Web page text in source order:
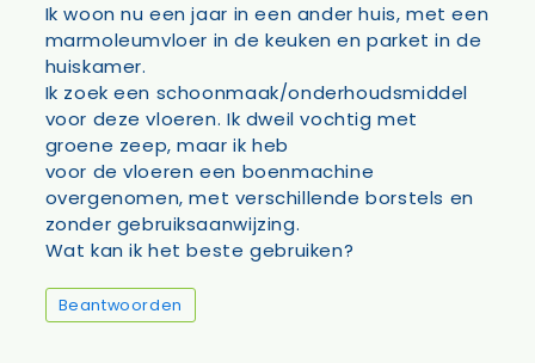
Ik woon nu een jaar in een ander huis, met een
marmoleumvloer in de keuken en parket in de
huiskamer.
Ik zoek een schoonmaak/onderhoudsmiddel
voor deze vloeren. Ik dweil vochtig met
groene zeep, maar ik heb
voor de vloeren een boenmachine
overgenomen, met verschillende borstels en
zonder gebruiksaanwijzing.
Wat kan ik het beste gebruiken?
Beantwoorden